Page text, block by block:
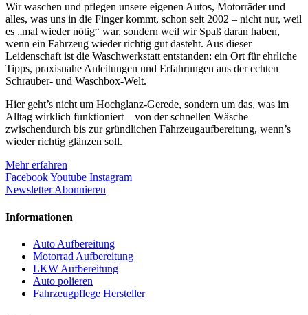
Wir waschen und pflegen unsere eigenen Autos, Motorräder und
alles, was uns in die Finger kommt, schon seit 2002 – nicht nur, weil
es „mal wieder nötig“ war, sondern weil wir Spaß daran haben,
wenn ein Fahrzeug wieder richtig gut dasteht. Aus dieser
Leidenschaft ist die Waschwerkstatt entstanden: ein Ort für ehrliche
Tipps, praxisnahe Anleitungen und Erfahrungen aus der echten
Schrauber- und Waschbox-Welt.
Hier geht’s nicht um Hochglanz-Gerede, sondern um das, was im
Alltag wirklich funktioniert – von der schnellen Wäsche
zwischendurch bis zur gründlichen Fahrzeugaufbereitung, wenn’s
wieder richtig glänzen soll.
Mehr erfahren
FacebookYoutube Instagram
Newsletter Abonnieren
Informationen
Auto Aufbereitung
Motorrad Aufbereitung
LKW Aufbereitung
Auto polieren
Fahrzeugpflege Hersteller